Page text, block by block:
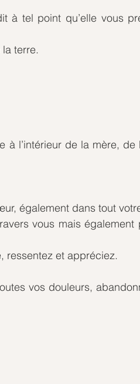
à tel point qu’elle vous
terre.
à l’intérieur de la mère, de
également dans tout
vous mais également
ressentez et appréciez.
vos douleurs,